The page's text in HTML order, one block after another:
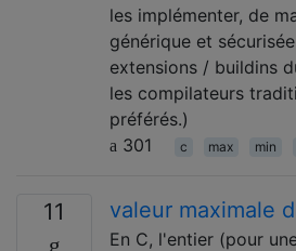
les implémenter, de
générique et
extensions / buildins
les compilateurs
préférés.)
301
c max min
11 valeur maximale
En C, l'entier (pour